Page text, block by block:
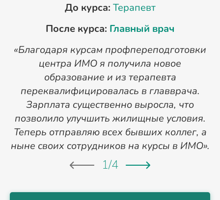
До курса: Терапевт
После курса: Главный врач
«Благодаря курсам профпереподготовки
центра ИМО я получила новое
образование и из терапевта
переквалифицировалась в главврача.
Зарплата существенно выросла, что
позволило улучшить жилищные условия.
Теперь отправляю всех бывших коллег, а
ныне своих сотрудников на курсы в ИМО».
1/4